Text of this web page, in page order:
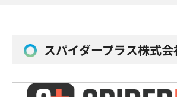
スパイダープラス株式会